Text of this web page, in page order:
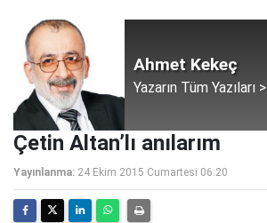
Ahmet Kekeç
Yazarın Tüm Yazıları >
Çetin Altan’lı anılarım
Yayınlanma: 24 Ekim 2015 Cumartesi 06:20